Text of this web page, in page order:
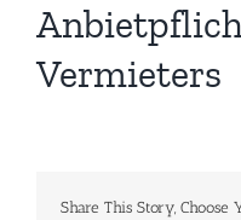
Vermieters
Share This Story, Choose